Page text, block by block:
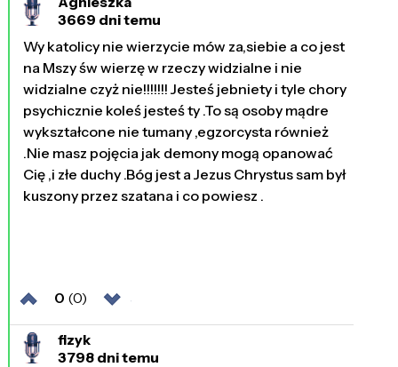
3669 dni temu
Wy katolicy nie wierzycie mów za,siebie a co jest
na Mszy św wierzę w rzeczy widzialne i nie
widzialne czyż nie!!!!!!! Jesteś jebniety i tyle chory
psychicznie koleś jesteś ty .To są osoby mądre
wykształcone nie tumany ,egzorcysta również
.Nie masz pojęcia jak demony mogą opanować
Cię ,i złe duchy .Bóg jest a Jezus Chrystus sam był
kuszony przez szatana i co powiesz .
0 (0)
fizyk
3798 dni temu